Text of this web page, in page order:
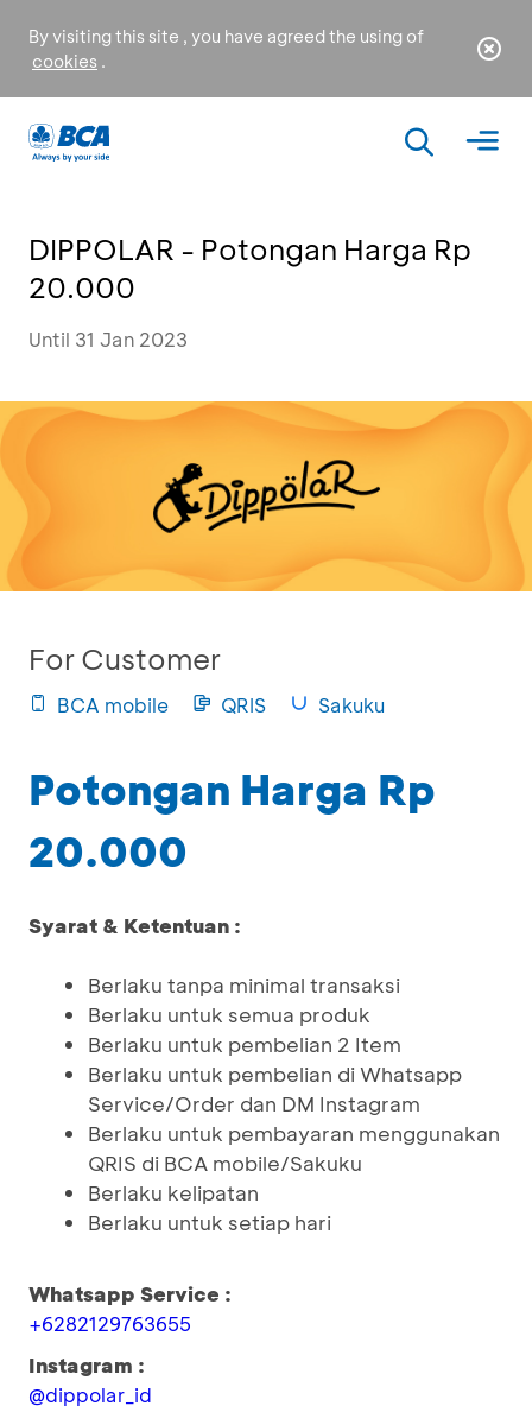
By visiting this site , you have agreed the using of
cookies .
DIPPOLAR - Potongan Harga Rp
20.000
Until 31 Jan 2023
For Customer
BCA mobile QRIS Sakuku
Potongan Harga Rp
20.000
Syarat & Ketentuan :
Berlaku tanpa minimal transaksi
Berlaku untuk semua produk
Berlaku untuk pembelian 2 Item
Berlaku untuk pembelian di Whatsapp
Service/Order dan DM Instagram
Berlaku untuk pembayaran menggunakan
QRIS di BCA mobile/Sakuku
Berlaku kelipatan
Berlaku untuk setiap hari
Whatsapp Service :
+6282129763655
Instagram :
@dippolar_id